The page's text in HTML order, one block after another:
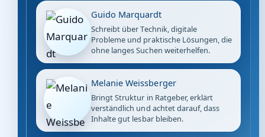
Guido Marquardt
Schreibt über Technik, digitale
Probleme und praktische Lösungen, die
ohne langes Suchen weiterhelfen.
Melanie Weissberger
Bringt Struktur in Ratgeber, erklärt
verständlich und achtet darauf, dass
Inhalte gut lesbar bleiben.